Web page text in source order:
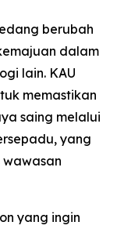
berubah
dalam
lain. KAU
memastikan
saing melalui
yang
yang ingin